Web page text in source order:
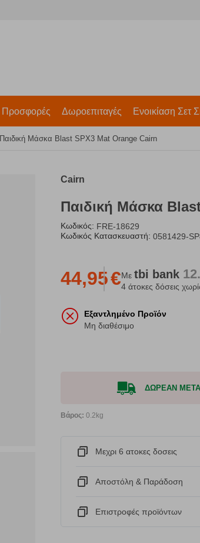
Προσφορές Δωροεπιταγές Ενοικίαση Σετ
Παιδική Μάσκα Blast SPX3 Mat Orange Cairn
Cairn
Παιδική Μάσκα
Κωδικός: FRE-18629
Κωδικός Κατασκευαστή: 0581429-
44,95€Μεtbi bank
4 άτοκες δόσεις
Εξαντλημένο Προϊόν
Μη διαθέσιμο
ΔΩΡΕΑΝ
Βάρος: 0.2kg
Μεχρι 6 ατοκες δοσεις
Αποστόλη & Παράδοση
Eπιστροφές προϊόντων